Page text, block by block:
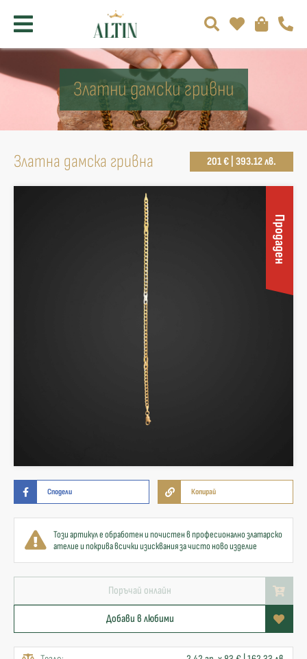
Златни дамски гривни
Златна дамска гривна 201 € | 393.12 лв.
Продаден
Сподели Копирай
Този артикул е обработен и почистен в професионално златарско
ателие и покрива всички изисквания за чисто ново изделие
Поръчай онлайн
Добави в любими